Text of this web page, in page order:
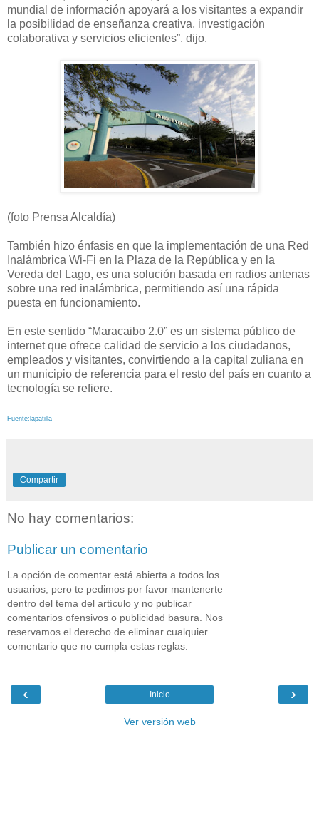
mundial de información apoyará a los visitantes a expandir
la posibilidad de enseñanza creativa, investigación
colaborativa y servicios eficientes”, dijo.
(foto Prensa Alcaldía)
También hizo énfasis en que la implementación de una Red
Inalámbrica Wi-Fi en la Plaza de la República y en la
Vereda del Lago, es una solución basada en radios antenas
sobre una red inalámbrica, permitiendo así una rápida
puesta en funcionamiento.
En este sentido “Maracaibo 2.0” es un sistema público de
internet que ofrece calidad de servicio a los ciudadanos,
empleados y visitantes, convirtiendo a la capital zuliana en
un municipio de referencia para el resto del país en cuanto a
tecnología se refiere.
Fuente:lapatilla
Compartir
No hay comentarios:
Publicar un comentario
La opción de comentar está abierta a todos los
usuarios, pero te pedimos por favor mantenerte
dentro del tema del artículo y no publicar
comentarios ofensivos o publicidad basura. Nos
reservamos el derecho de eliminar cualquier
comentario que no cumpla estas reglas.
‹ ›
Inicio
Ver versión web